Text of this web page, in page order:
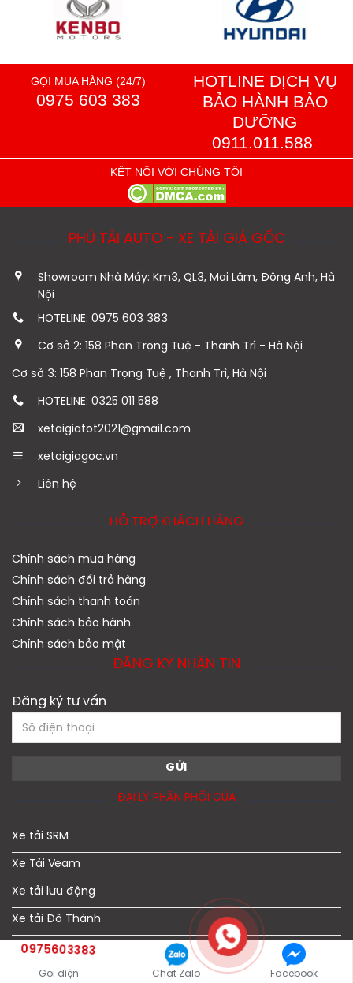
GỌI MUA HÀNG (24/7)
0975 603 383
HOTLINE DỊCH VỤ
BẢO HÀNH BẢO
DƯỠNG
0911.011.588
KẾT NỐI VỚI CHÚNG TÔI
PHÚ TÀI AUTO - XE TẢI GIÁ GỐC
Showroom Nhà Máy: Km3, QL3, Mai Lâm, Đông Anh, Hà
Nội
HOTELINE: 0975 603 383
Cơ sở 2: 158 Phan Trọng Tuệ - Thanh Trì - Hà Nội
Cơ sở 3: 158 Phan Trọng Tuệ , Thanh Trì, Hà Nội
HOTELINE: 0325 011 588
xetaigiatot2021@gmail.com
xetaigiagoc.vn
Liên hệ
HỖ TRỢ KHÁCH HÀNG
Chính sách mua hàng
Chính sách đổi trả hàng
Chính sách thanh toán
Chính sách bảo hành
Chính sách bảo mật
ĐĂNG KÝ NHẬN TIN
Đăng ký tư vấn
ĐẠI LÝ PHÂN PHỐI CỦA
Xe tải SRM
Xe Tải Veam
Xe tải lưu động
Xe tải Đô Thành
Xe tải Dongben
Xe Tải JAC
0975603383
Gọi điện Chat Zalo Facebook